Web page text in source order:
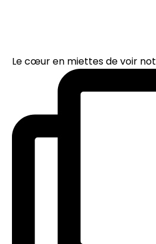
Le cœur en miettes de voir